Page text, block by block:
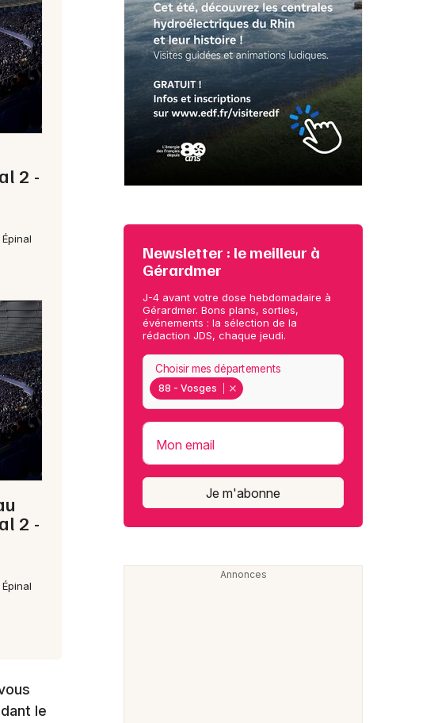
2 -
2 -
le
Newsletter : le meilleur à
Gérardmer
J-4 avant votre dose hebdomadaire à
Gérardmer. Bons plans, sorties,
événements : la sélection de la
rédaction JDS, chaque jeudi.
88 - Vosges
Choisir mes départements
Mon email
Je m'abonne